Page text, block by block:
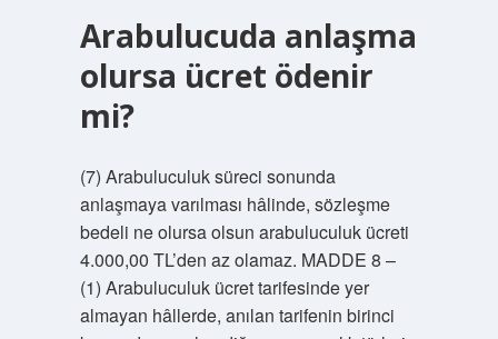
Arabulucuda anlaşma
olursa ücret ödenir
mi?
(7) Arabuluculuk süreci sonunda
anlaşmaya varılması hâlinde, sözleşme
bedeli ne olursa olsun arabuluculuk ücreti
4.000,00 TL’den az olamaz. MADDE 8 –
(1) Arabuluculuk ücret tarifesinde yer
almayan hâllerde, anılan tarifenin birinci